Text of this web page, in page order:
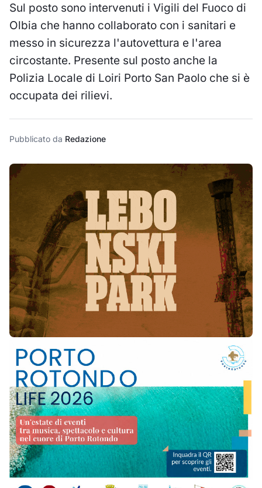
Sul posto sono intervenuti i Vigili del Fuoco di
Olbia che hanno collaborato con i sanitari e
messo in sicurezza l'autovettura e l'area
circostante. Presente sul posto anche la
Polizia Locale di Loiri Porto San Paolo che si è
occupata dei rilievi.
Pubblicato da Redazione